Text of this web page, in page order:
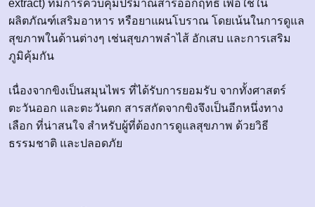
extract) ที่มีการควบคุมปริมาณสารออกฤทธิ์ เพื่อใช้ใน
ผลิตภัณฑ์เสริมอาหาร หรือยาแผนโบราณ โดยเน้นในการดูแล
สุขภาพในด้านต่างๆ เช่นสุขภาพลำไส้ อักเสบ และการเสริม
ภูมิคุ้มกัน
เนื่องจากขิงเป็นสมุนไพร ที่ได้รับการยอมรับ จากทั้งศาสตร์
ตะวันออก และตะวันตก สารสกัดจากขิงจึงเป็นอีกหนึ่งทาง
เลือก ที่น่าสนใจ สำหรับผู้ที่ต้องการดูแลสุขภาพ ด้วยวิธี
ธรรมชาติ และปลอดภัย